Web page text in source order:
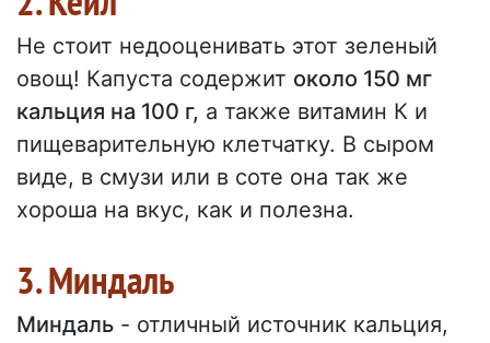
Не стоит недооценивать этот зеленый
овощ! Капуста содержит около 150 мг
кальция на 100 г, а также витамин К и
пищеварительную клетчатку. В сыром
виде, в смузи или в соте она так же
хороша на вкус, как и полезна.
3. Миндаль
Миндаль - отличный источник кальция,